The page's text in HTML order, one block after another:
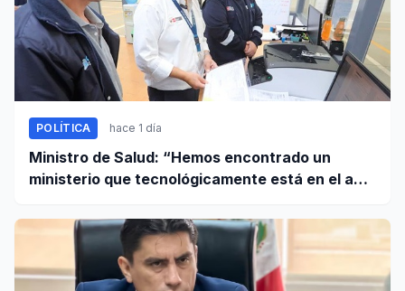
POLÍTICA hace 1 día
Ministro de Salud: “Hemos encontrado un
ministerio que tecnológicamente está en el año